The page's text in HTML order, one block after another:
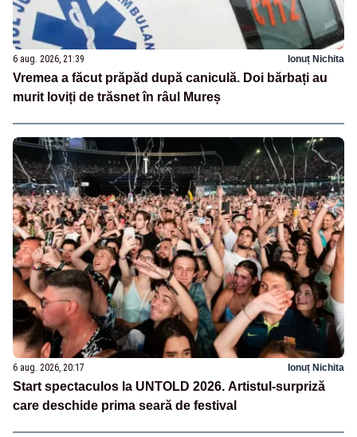
6 aug. 2026, 21:39 Ionuț Nichita
Vremea a făcut prăpăd după caniculă. Doi bărbați au
murit loviți de trăsnet în râul Mureș
6 aug. 2026, 20:17 Ionuț Nichita
Start spectaculos la UNTOLD 2026. Artistul-surpriză
care deschide prima seară de festival